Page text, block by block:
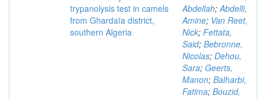
trypanolysis test in camels
from Ghardaïa district,
southern Algeria
Abdellah;Abdelli,
Amine; Van Reet,
Nick; Fettata,
Said; Bebronne,
Nicolas; Dehou,
Sara; Geerts,
Manon; Balharbi,
Fatima; Bouzid,